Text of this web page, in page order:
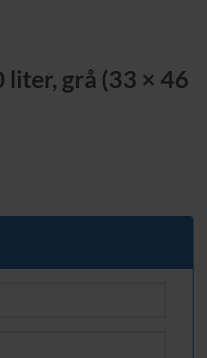
grå (33 × 46